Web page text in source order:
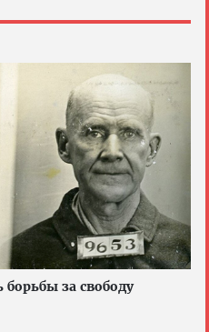
за свободу